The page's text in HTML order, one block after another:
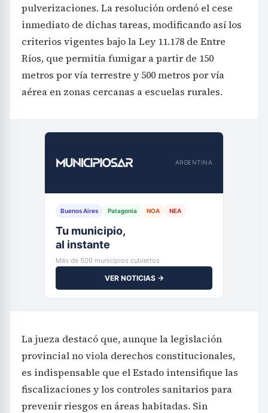
pulverizaciones. La resolución ordenó el cese
inmediato de dichas tareas, modificando así los
criterios vigentes bajo la Ley 11.178 de Entre
Ríos, que permitía fumigar a partir de 150
metros por vía terrestre y 500 metros por vía
aérea en zonas cercanas a escuelas rurales.
ARGENTINA
Buenos Aires Patagonia NOA NEA
Tu municipio,
al instante
Más de 500 municipios cubiertos
VER NOTICIAS →
La jueza destacó que, aunque la legislación
provincial no viola derechos constitucionales,
es indispensable que el Estado intensifique las
fiscalizaciones y los controles sanitarios para
prevenir riesgos en áreas habitadas. Sin